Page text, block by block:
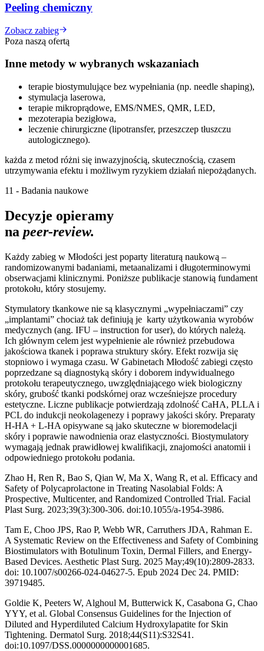
Peeling chemiczny
Zobacz zabieg
Poza naszą ofertą
Inne metody w wybranych wskazaniach
terapie biostymulujące bez wypełniania (np. needle shaping),
stymulacja laserowa,
terapie mikroprądowe, EMS/NMES, QMR, LED,
mezoterapia bezigłowa,
leczenie chirurgiczne (lipotransfer, przeszczep tłuszczu
autologicznego).
każda z metod różni się inwazyjnością, skutecznością, czasem
utrzymywania efektu i możliwym ryzykiem działań niepożądanych.
11 - Badania naukowe
Decyzje opieramy
na peer-review.
Każdy zabieg w Młodości jest poparty literaturą naukową –
randomizowanymi badaniami, metaanalizami i długoterminowymi
obserwacjami klinicznymi. Poniższe publikacje stanowią fundament
protokołu, który stosujemy.
Stymulatory tkankowe nie są klasycznymi „wypełniaczami” czy
„implantami” chociaż tak definiują je karty użytkowania wyrobów
medycznych (ang. IFU – instruction for user), do których należą.
Ich głównym celem jest wypełnienie ale również przebudowa
jakościowa tkanek i poprawa struktury skóry. Efekt rozwija się
stopniowo i wymaga czasu. W Gabinetach Młodość zabiegi często
poprzedzane są diagnostyką skóry i doborem indywidualnego
protokołu terapeutycznego, uwzględniającego wiek biologiczny
skóry, grubość tkanki podskórnej oraz wcześniejsze procedury
estetyczne. Liczne publikacje potwierdzają zdolność CaHA, PLLA i
PCL do indukcji neokolagenezy i poprawy jakości skóry. Preparaty
H-HA + L-HA opisywane są jako skuteczne w bioremodelacji
skóry i poprawie nawodnienia oraz elastyczności. Biostymulatory
wymagają jednak prawidłowej kwalifikacji, znajomości anatomii i
odpowiedniego protokołu podania.
Zhao H, Ren R, Bao S, Qian W, Ma X, Wang R, et al. Efficacy and
Safety of Polycaprolactone in Treating Nasolabial Folds: A
Prospective, Multicenter, and Randomized Controlled Trial. Facial
Plast Surg. 2023;39(3):300-306. doi:10.1055/a-1954-3986.
Tam E, Choo JPS, Rao P, Webb WR, Carruthers JDA, Rahman E.
A Systematic Review on the Effectiveness and Safety of Combining
Biostimulators with Botulinum Toxin, Dermal Fillers, and Energy-
Based Devices. Aesthetic Plast Surg. 2025 May;49(10):2809-2833.
doi: 10.1007/s00266-024-04627-5. Epub 2024 Dec 24. PMID:
39719485.
Goldie K, Peeters W, Alghoul M, Butterwick K, Casabona G, Chao
YYY, et al. Global Consensus Guidelines for the Injection of
Diluted and Hyperdiluted Calcium Hydroxylapatite for Skin
Tightening. Dermatol Surg. 2018;44(S11):S32S41.
doi:10.1097/DSS.0000000000001685.